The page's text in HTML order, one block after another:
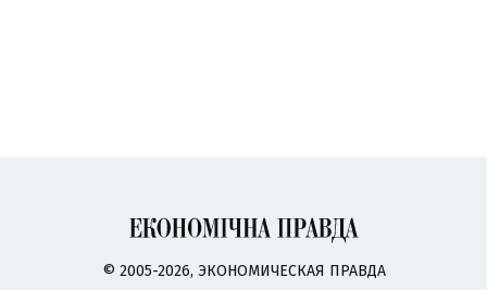
© 2005-2026, ЭКОНОМИЧЕСКАЯ ПРАВДА